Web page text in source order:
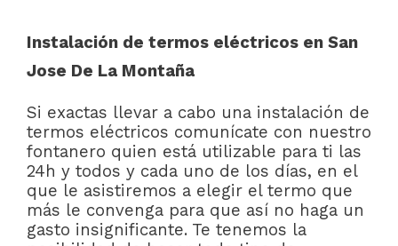
Instalación de termos eléctricos en San
Jose De La Montaña
Si exactas llevar a cabo una instalación de
termos eléctricos comunícate con nuestro
fontanero quien está utilizable para ti las
24h y todos y cada uno de los días, en el
que le asistiremos a elegir el termo que
más le convenga para que así no haga un
gasto insignificante. Te tenemos la